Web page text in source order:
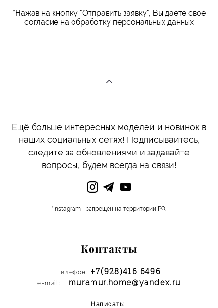
*Нажав на кнопку "Отправить заявку", Вы даёте своё
согласие на обработку персональных данных
Ещё больше интересных моделей и новинок в
наших социальных сетях! Подписывайтесь,
следите за обновлениями и задавайте
вопросы, будем всегда на связи!
*Instagram - запрещён на территории РФ.
Контакты
Телефон : +7(928)416 6496
e-mail: muramur.home@yandex.ru
Написать: